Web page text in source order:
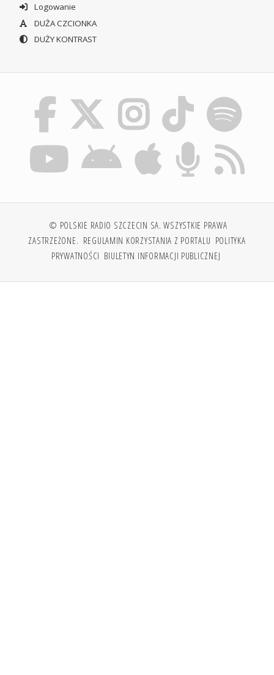
Logowanie
DUŻA CZCIONKA
DUŻY KONTRAST
© POLSKIE RADIO SZCZECIN SA. WSZYSTKIE PRAWA
ZASTRZEŻONE. REGULAMIN KORZYSTANIA Z PORTALU POLITYKA
PRYWATNOŚCI BIULETYN INFORMACJI PUBLICZNEJ